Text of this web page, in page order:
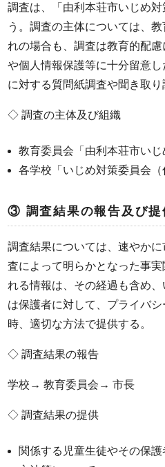
調査は、「由利本荘市いじめ
う。調査の主体については、
れの場合も、調査は教育的配
や個人情報保護等に十分留意
に対する質問紙調査や聞き取り
◇ 調査の主体及び組織
教育委員会「由利本荘市いじ
各学校「いじめ対策委員会（
③ 調査結果の報告及び提
調査結果については、速やか
査によって明らかとなった事
れる情報は、その経過も含め
は保護者に対して、プライバ
時、適切な方法で提供する。
◇ 調査結果の報告
学校→ 教育委員会→ 市長
◇ 調査結果の提供
関係する児童生徒やその保